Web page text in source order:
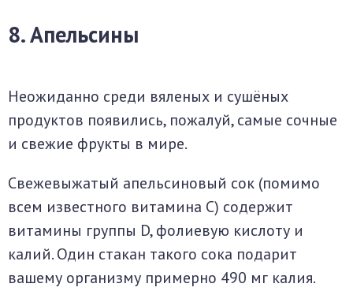
8. Апельсины
Неожиданно среди вяленых и сушёных
продуктов появились, пожалуй, самые сочные
и свежие фрукты в мире.
Свежевыжатый апельсиновый сок (помимо
всем известного витамина С) содержит
витамины группы D, фолиевую кислоту и
калий. Один стакан такого сока подарит
вашему организму примерно 490 мг калия.